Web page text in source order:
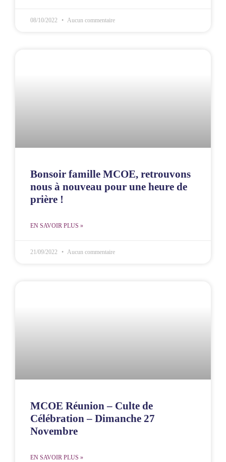
08/10/2022 Aucun commentaire
Bonsoir famille MCOE, retrouvons
nous à nouveau pour une heure de
prière !
EN SAVOIR PLUS »
21/09/2022 Aucun commentaire
MCOE Réunion – Culte de
Célébration – Dimanche 27
Novembre
EN SAVOIR PLUS »